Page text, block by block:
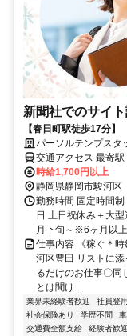
新聞社でのサイ
【春日町駅徒歩17分
マなし＠駿河区豊田
パーソルテンプスタ
交通アクセス 最寄駅：春日町駅 静岡鉄道静
分 就業先から徒歩2
通勤可能 車通勤ご希
時給1,700円以上
静岡県静岡市駿河区
勤務時間 固定時間
日 土日祝休み＋大
月下旬～※6ヶ月以上
仕事内容 《稼ぐ＊
河区豊田 リストに
るだけのお仕事〇同
とは聞け...
業界未経験者歓迎 社員登
社会保険あり
学歴不問
交通費全額支給
経験者歓迎